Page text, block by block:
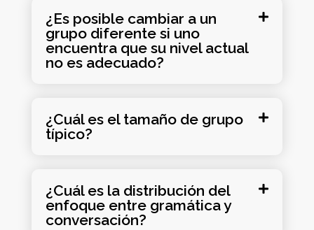
¿Es posible cambiar a un
grupo diferente si uno
encuentra que su nivel actual
no es adecuado?
¿Cuál es el tamaño de grupo
típico?
¿Cuál es la distribución del
enfoque entre gramática y
conversación?